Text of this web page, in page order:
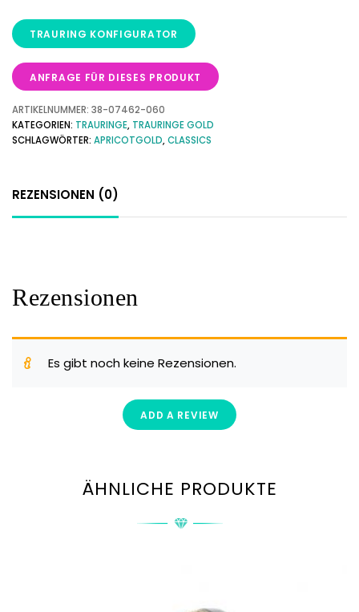
ANFRAGE FÜR DIESES PRODUKT
ARTIKELNUMMER: 38-07462-060
KATEGORIEN: TRAURINGE, TRAURINGE GOLD
SCHLAGWÖRTER: APRICOTGOLD,CLASSICS
REZENSIONEN (0)
Rezensionen
Es gibt noch keine Rezensionen.
ADD A REVIEW
ÄHNLICHE PRODUKTE